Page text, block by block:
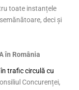
toate instanțele
deci și
în România
trafic circulă cu
Concurenței,